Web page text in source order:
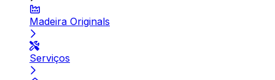
Madeira Originals
Serviços